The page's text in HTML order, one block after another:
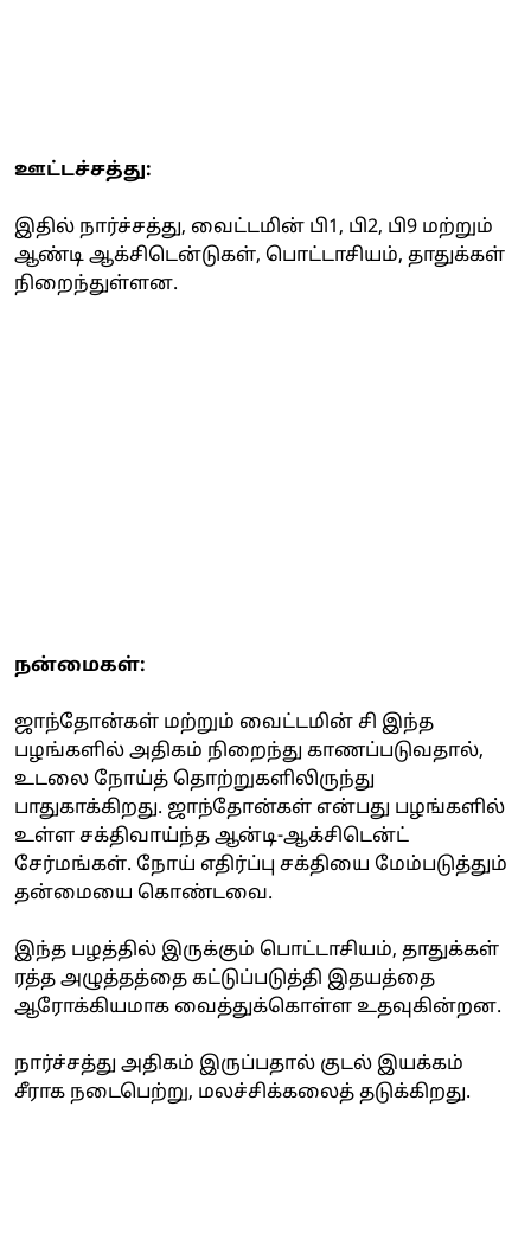
ஊட்டச்சத்து:
இதில் நார்ச்சத்து, வைட்டமின் பி1, பி2, பி9 மற்றும்
ஆண்டி ஆக்சிடென்டுகள், பொட்டாசியம், தாதுக்கள்
நிறைந்துள்ளன.
நன்மைகள்:
ஜாந்தோன்கள் மற்றும் வைட்டமின் சி இந்த
பழங்களில் அதிகம் நிறைந்து காணப்படுவதால்,
உடலை நோய்த் தொற்றுகளிலிருந்து
பாதுகாக்கிறது. ஜாந்தோன்கள் என்பது பழங்களில்
உள்ள சக்திவாய்ந்த ஆன்டி-ஆக்சிடென்ட்
சேர்மங்கள். நோய் எதிர்ப்பு சக்தியை மேம்படுத்தும்
தன்மையை கொண்டவை.
இந்த பழத்தில் இருக்கும் பொட்டாசியம், தாதுக்கள்
ரத்த அழுத்தத்தை கட்டுப்படுத்தி இதயத்தை
ஆரோக்கியமாக வைத்துக்கொள்ள உதவுகின்றன.
நார்ச்சத்து அதிகம் இருப்பதால் குடல் இயக்கம்
சீராக நடைபெற்று, மலச்சிக்கலைத் தடுக்கிறது.